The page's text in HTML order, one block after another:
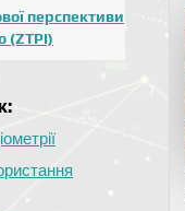
перспективи
(ZTPI)